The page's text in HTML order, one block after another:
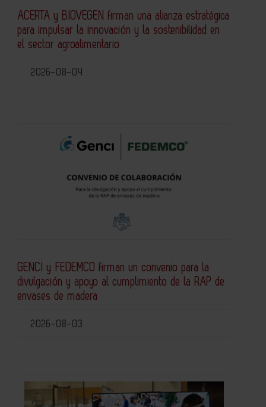
ACERTA y BIOVEGEN firman una alianza estratégica
para impulsar la innovación y la sostenibilidad en
el sector agroalimentario
2026-08-04
GENCI y FEDEMCO firman un convenio para la
divulgación y apoyo al cumplimiento de la RAP de
envases de madera
2026-08-03